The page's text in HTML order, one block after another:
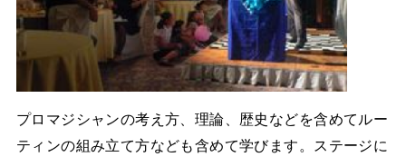
プロマジシャンの考え方、理論、歴史などを含めてルー
ティンの組み立て方なども含めて学びます。ステージに